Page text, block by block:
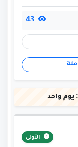
يوم واحد
الأولى